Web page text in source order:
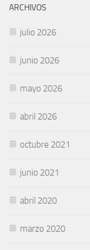
ARCHIVOS
julio 2026
junio 2026
mayo 2026
abril 2026
octubre 2021
junio 2021
abril 2020
marzo 2020